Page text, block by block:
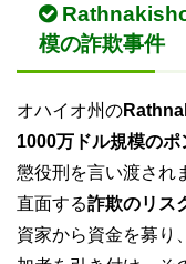
模の詐欺事件
オハイオ州の
1000万ドル規模のポ
懲役刑を言い渡され
直面する詐欺のリス
資家から資金を募り